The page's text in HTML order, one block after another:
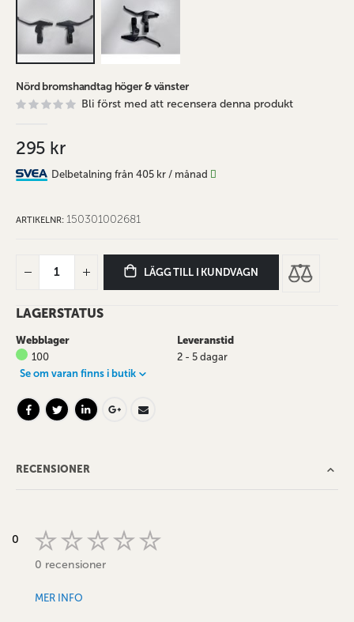
till
början
Nörd bromshandtag höger & vänster
Bli först med att recensera denna produkt
295 kr
Delbetalning från 405 kr / månad
ARTIKELNR 150301002681
LÄGG TILL I KUNDVAGN
LAGERSTATUS
Webblager
Leveranstid
100
2 - 5 dagar
Se om varan finns i butik
RECENSIONER
0
0 recensioner
MER INFO